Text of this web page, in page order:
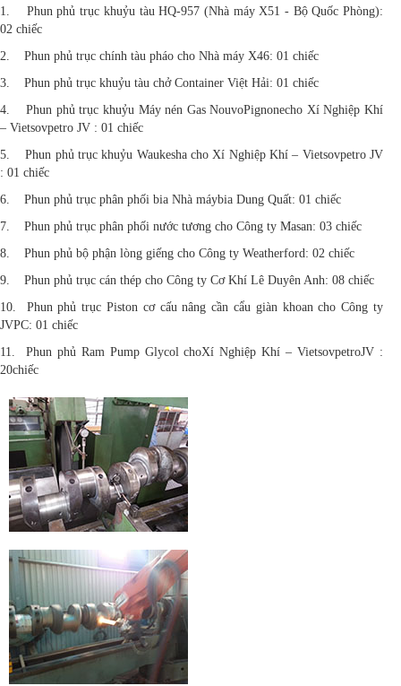
1. Phun phủ trục khuỷu tàu HQ-957 (Nhà máy X51 - Bộ Quốc Phòng):
02 chiếc
2. Phun phủ trục chính tàu pháo cho Nhà máy X46: 01 chiếc
3. Phun phủ trục khuỷu tàu chở Container Việt Hải: 01 chiếc
4. Phun phủ trục khuỷu Máy nén Gas NouvoPignonecho Xí Nghiệp Khí
– Vietsovpetro JV : 01 chiếc
5. Phun phủ trục khuỷu Waukesha cho Xí Nghiệp Khí – Vietsovpetro JV
: 01 chiếc
6. Phun phủ trục phân phối bia Nhà máybia Dung Quất: 01 chiếc
7. Phun phủ trục phân phối nước tương cho Công ty Masan: 03 chiếc
8. Phun phủ bộ phận lòng giếng cho Công ty Weatherford: 02 chiếc
9. Phun phủ trục cán thép cho Công ty Cơ Khí Lê Duyên Anh: 08 chiếc
10. Phun phủ trục Piston cơ cấu nâng cần cẩu giàn khoan cho Công ty
JVPC: 01 chiếc
11. Phun phủ Ram Pump Glycol choXí Nghiệp Khí – VietsovpetroJV :
20chiếc